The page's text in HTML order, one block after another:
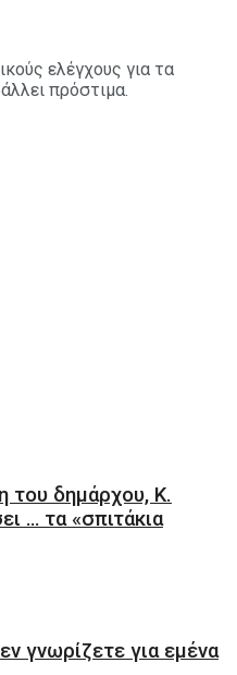
ελέγχους για τα
πρόστιμα.
του δημάρχου, Κ.
… τα «σπιτάκια
γνωρίζετε για εμένα